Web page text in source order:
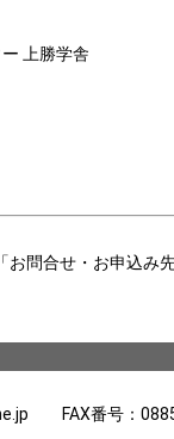
上勝学舎
お問合せ・お申込
FAX番号：